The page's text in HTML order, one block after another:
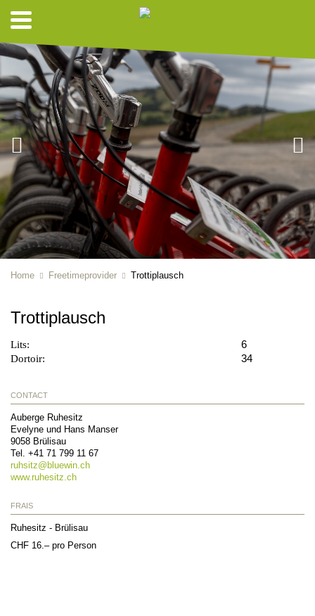
Home Freetimeprovider Trottiplausch
Trottiplausch
Lits: 6
Dortoir: 34
CONTACT
Auberge Ruhesitz
Evelyne und Hans Manser
9058 Brülisau
Tel. +41 71 799 11 67
ruhsitz@ bluewin.ch
www.ruhesitz.ch
FRAIS
Ruhesitz - Brülisau
CHF 16.– pro Person